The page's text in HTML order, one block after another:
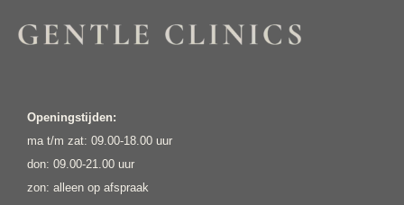
Openingstijden:
ma t/m zat: 09.00-18.00 uur
don: 09.00-21.00 uur
zon: alleen op afspraak